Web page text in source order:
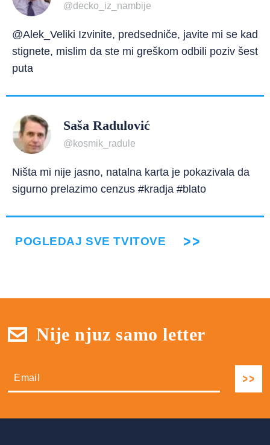
@decko_iz_nambije
@Alek_Veliki Izvinite, predsedniče, javite mi se kad
stignete, mislim da ste mi greškom odbili poziv šest
puta
Saša Radulović
@kosmik_radule
Ništa mi nije jasno, natalna karta je pokazivala da
sigurno prelazimo cenzus #kradja #blato
POGLEDAJ SVE TVITOVE
Nije njuz samo letter